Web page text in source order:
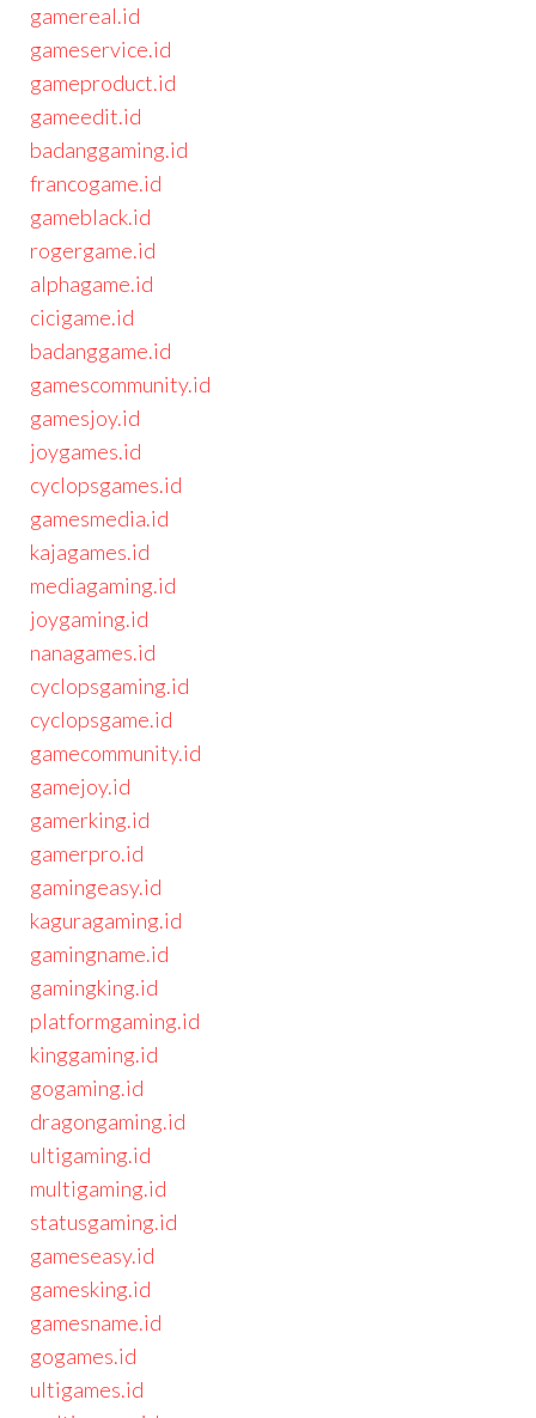
gamereal.id
gameservice.id
gameproduct.id
gameedit.id
badanggaming.id
francogame.id
gameblack.id
rogergame.id
alphagame.id
cicigame.id
badanggame.id
gamescommunity.id
gamesjoy.id
joygames.id
cyclopsgames.id
gamesmedia.id
kajagames.id
mediagaming.id
joygaming.id
nanagames.id
cyclopsgaming.id
cyclopsgame.id
gamecommunity.id
gamejoy.id
gamerking.id
gamerpro.id
gamingeasy.id
kaguragaming.id
gamingname.id
gamingking.id
platformgaming.id
kinggaming.id
gogaming.id
dragongaming.id
ultigaming.id
multigaming.id
statusgaming.id
gameseasy.id
gamesking.id
gamesname.id
gogames.id
ultigames.id